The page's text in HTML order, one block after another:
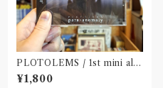
PLOTOLEMS / 1st mini alb
um 「para?anomaly」(CD)
¥1,800